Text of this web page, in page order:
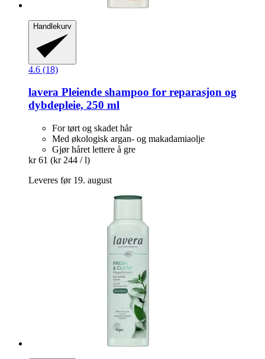
Handlekurv
4.6 (18)
lavera Pleiende shampoo for reparasjon og
dybdepleie, 250 ml
For tørt og skadet hår
Med økologisk argan- og makadamiaolje
Gjør håret lettere å gre
kr 61 (kr 244 / l)
Leveres før 19. august